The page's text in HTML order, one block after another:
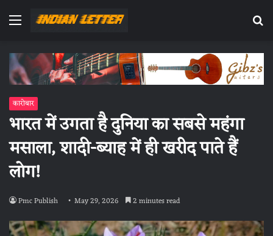
Menu
कारोबार
भारत में उगता है दुनिया का सबसे महंगा
मसाला, शादी-ब्याह में ही खरीद पाते हैं
लोग!
Pmc Publish May 29, 2026 2 minutes read